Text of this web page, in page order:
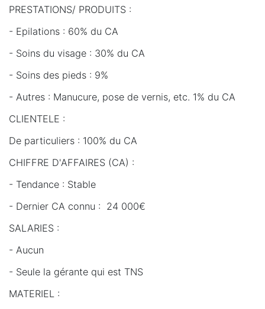
PRESTATIONS/ PRODUITS :
- Epilations : 60% du CA
- Soins du visage : 30% du CA
- Soins des pieds : 9%
- Autres : Manucure, pose de vernis, etc. 1% du CA
CLIENTELE :
De particuliers : 100% du CA
CHIFFRE D'AFFAIRES (CA) :
- Tendance : Stable
- Dernier CA connu : 24 000€
SALARIES :
- Aucun
- Seule la gérante qui est TNS
MATERIEL :